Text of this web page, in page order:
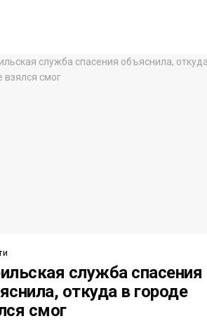
служба спасения
откуда в городе
смог